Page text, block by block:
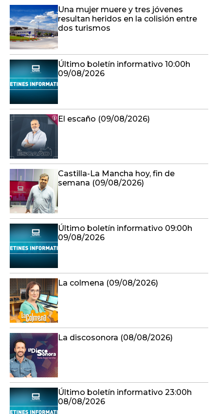
Una mujer muere y tres jóvenes
resultan heridos en la colisión entre
dos turismos
Último boletín informativo 10:00h
09/08/2026
El escaño (09/08/2026)
Castilla-La Mancha hoy, fin de
semana (09/08/2026)
Último boletín informativo 09:00h
09/08/2026
La colmena (09/08/2026)
La discosonora (08/08/2026)
Último boletín informativo 23:00h
08/08/2026